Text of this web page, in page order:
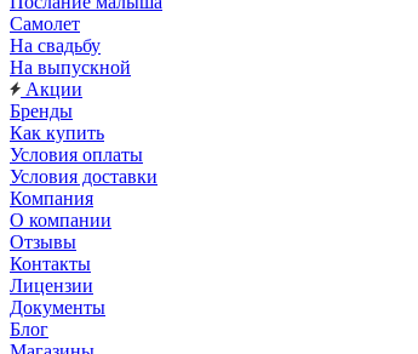
Самолет
На свадьбу
На выпускной
Акции
Бренды
Как купить
Условия оплаты
Условия доставки
Компания
О компании
Отзывы
Контакты
Лицензии
Документы
Блог